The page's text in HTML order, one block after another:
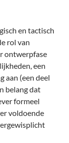
en tactisch
rol van
ontwerpfase
een
aan (een deel
belang dat
formeel
voldoende